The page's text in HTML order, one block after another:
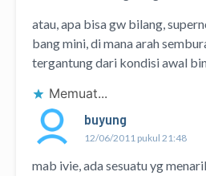
atau, apa bisa gw bilang,
bang mini, di mana arah
tergantung dari kondisi awal
Memuat...
buyung
12/06/2011 pukul 21:48
mab ivie, ada sesuatu yg